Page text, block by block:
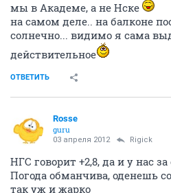
мы в Академе, а не Нске
на самом деле.. на балконе
солнечно... видимо я сама
действительное
ОТВЕТИТЬ
Rosse
guru
03 апреля 2012 Rigick
НГС говорит +2,8, да и у нас
Погода обманчива, оденешь
так уж и жарко